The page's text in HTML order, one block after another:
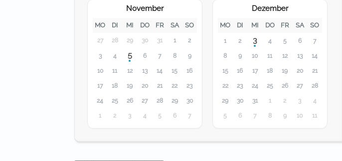
November
MO DI MI DO FR SA SO
27 28 29 30 31 1 2
3 4 5 6 7 8 9
10 11 12 13 14 15 16
17 18 19 20 21 22 23
24 25 26 27 28 29 30
1 2 3 4 5 6 7
Dezember
MO DI MI DO FR SA SO
1 2 3 4 5 6 7
8 9 10 11 12 13 14
15 16 17 18 19 20 21
22 23 24 25 26 27 28
29 30 31 1 2 3 4
5 6 7 8 9 10 11